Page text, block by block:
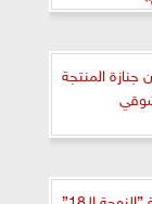
المنتجة